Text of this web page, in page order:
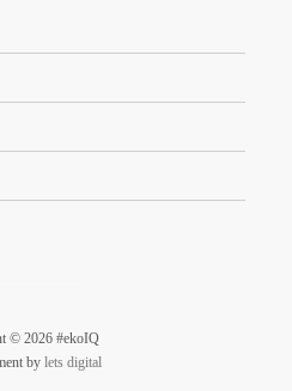
© 2026 #ekoIQ
by lets digital